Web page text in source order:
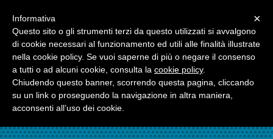
☎324.7403485
×
Informativa
Questo sito o gli strumenti terzi da questo utilizzati si avvalgono
di cookie necessari al funzionamento ed utili alle finalità illustrate
nella cookie policy. Se vuoi saperne di più o negare il consenso
a tutti o ad alcuni cookie, consulta la cookie policy.
Chiudendo questo banner, scorrendo questa pagina, cliccando
su un link o proseguendo la navigazione in altra maniera,
acconsenti all’uso dei cookie.